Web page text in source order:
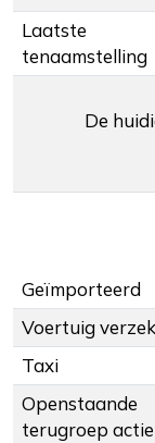
Laatste
tenaamstelling
De
Geïmporteerd
Voertuig
Taxi
Openstaande
terugroep actie